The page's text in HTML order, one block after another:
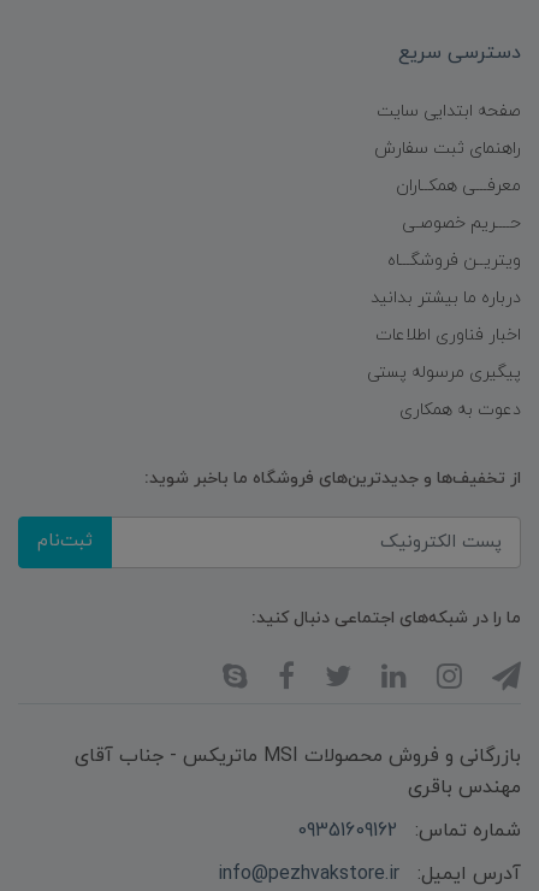
دسترسی سریع
صفحه ابتدایی سایت
راهنمای ثبت سفارش
معرفـــی همکــاران
حــــریم خصوصـی
ویتریــن فروشگـــاه
درباره ما بیشتر بدانید
اخبار فناوری اطلاعات
پیگیری مرسوله پستی
دعوت به همکاری
از تخفیف‌ها و جدیدترین‌های فروشگاه ما باخبر شوید:
ثبت‌نام
ما را در شبکه‌های اجتماعی دنبال کنید:
بازرگانی و فروش محصولات MSI ماتریکس - جناب آقای
مهندس باقری
شماره تماس:
09351609162
آدرس ایمیل:
info@pezhvakstore.ir